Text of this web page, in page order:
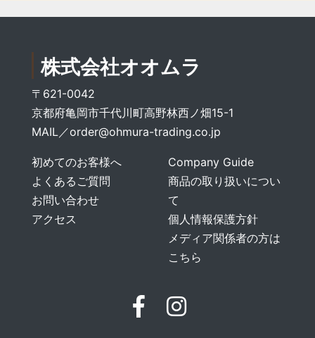
株式会社オオムラ
〒621-0042
京都府亀岡市千代川町高野林西ノ畑15-1
MAIL／order@ohmura-trading.co.jp
初めてのお客様へ
よくあるご質問
お問い合わせ
アクセス
Company Guide
商品の取り扱いについ
て
個人情報保護方針
メディア関係者の方は
こちら